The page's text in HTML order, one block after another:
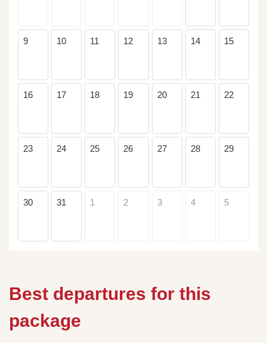
9 10 11 12 13 14 15
16 17 18 19 20 21 22
23 24 25 26 27 28 29
30 31 1 2 3 4 5
Best departures for this
package